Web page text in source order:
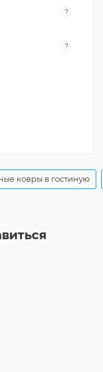
?
?
ковры в гостиную